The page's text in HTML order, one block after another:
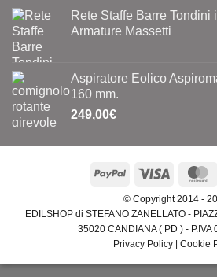
Rete Staffe Barre Tondini
Armature Massetti
Aspiratore Eolico
160 mm.
249,00€
PayPal Visa
© Copyright 2014 -
EDILSHOP di STEFANO ZANELLATO -
35020 CANDIANA ( PD ) -
Privacy Policy
Cookie